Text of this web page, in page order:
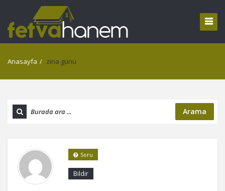
Anasayfa / zina günü
Arama
Bildir
Soru